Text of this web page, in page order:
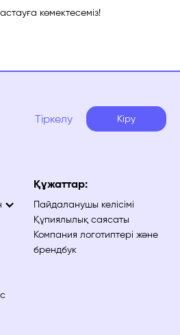
көмектесеміз!
Тіркелу Кіру
Құжаттар:
Пайдаланушы келісімі
Құпиялылық саясаты
Компания логотиптері және
брендбук